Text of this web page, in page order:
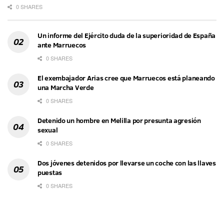
0 SHARES
Un informe del Ejército duda de la superioridad de España
ante Marruecos
0 SHARES
El exembajador Arias cree que Marruecos está planeando
una Marcha Verde
0 SHARES
Detenido un hombre en Melilla por presunta agresión
sexual
0 SHARES
Dos jóvenes detenidos por llevarse un coche con las llaves
puestas
0 SHARES